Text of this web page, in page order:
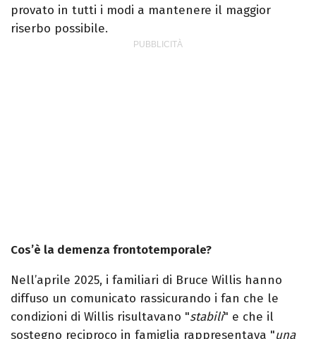
provato in tutti i modi a mantenere il maggior
riserbo possibile.
Cos’è la demenza frontotemporale?
Nell’aprile 2025, i familiari di Bruce Willis hanno
diffuso un comunicato rassicurando i fan che le
condizioni di Willis risultavano "stabili" e che il
sostegno reciproco in famiglia rappresentava "una